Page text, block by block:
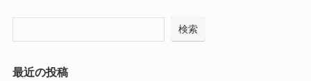
検索
最近の投稿